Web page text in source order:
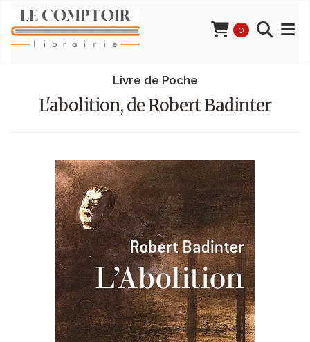
0
Livre de Poche
L'abolition, de Robert Badinter